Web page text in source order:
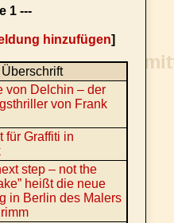
1 ---
hinzufügen]
Überschrift
von Delchin – der
von Frank
für Graffiti in
step – not the
heißt die neue
in Berlin des Malers